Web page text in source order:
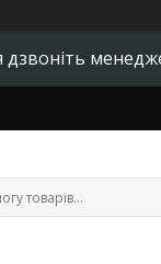
дзвоніть